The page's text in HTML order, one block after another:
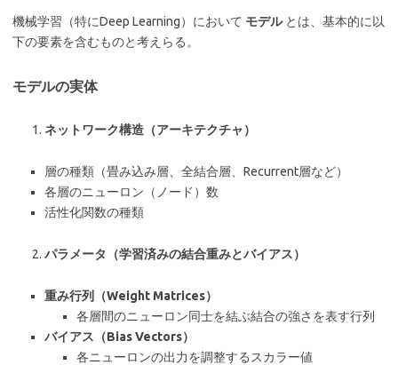
機械学習（特にDeep Learning）において モデルとは、基本的に以
下の要素を含むものと考えらる。
モデルの実体
ネットワーク構造（アーキテクチャ）
層の種類（畳み込み層、全結合層、Recurrent層など）
各層のニューロン（ノード）数
活性化関数の種類
パラメータ（学習済みの結合重みとバイアス）
重み行列（Weight Matrices）
各層間のニューロン同士を結ぶ結合の強さを表す行列
バイアス（Bias Vectors）
各ニューロンの出力を調整するスカラー値